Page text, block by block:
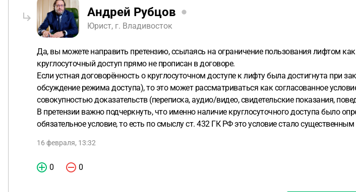
Андрей Рубцов
Юрист, г. Владивосток
Да, вы можете направить претензию, ссылаясь на ограничение пользования лифтом
круглосуточный доступ прямо не прописан в договоре.
Если устная договорённость о круглосуточном доступе к лифту была достигнута при
обсуждение режима доступа), то это может рассматриваться как согласованное
совокупностью доказательств (переписка, аудио/видео, свидетельские показания,
В претензии важно подчеркнуть, что именно наличие круглосуточного доступа было
обязательное условие, то есть по смыслу ст. 432 ГК РФ это условие стало
16 февраля, 13:32
0 0